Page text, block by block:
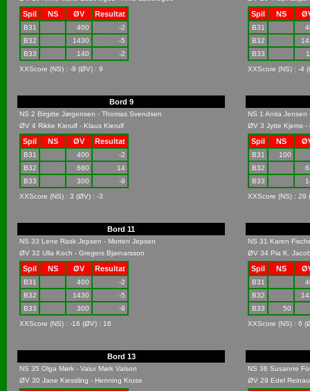
Spil NS ØV Resultat
B31 400
-2
B32
1430
-5
B33
140
-2
XXScore (NS) : -9 (ØV) : 9
Spil NS
B31
B32
B33
XXScore (NS) : -4
Bord 9
NS 2 Birgitte Jørgensen - Thomas Svendsen
ØV 4 Rikke Kierulf - Klaus Kierulf
Spil NS ØV Resultat
B31 400
-2
B32
680
14
B33
300
-9
XXScore (NS) : 3 (ØV) : -3
NS 1 Anita Jensen
ØV 3 Jytte Kjems -
Spil NS
B31
100
B32
B33
XXScore (NS) : 29
Bord 11
NS 33 Lene Rask Jepsen - Morten Jepsen
ØV 32 Ulla Koch - Gregers Bjarnarsson
Spil NS ØV Resultat
B31 400
-2
B32
1430
-5
B33
300
-9
XXScore (NS) : -16 (ØV) : 16
NS 31 Karen
ØV 34 Pia K.
Spil NS
B31
B32
B33
50
XXScore (NS) : 6
Bord 13
NS 35 Olga Mørk - Valur Mørk Valson
ØV 30 Jane Kiessling - Henning Kruse
NS 36 Susanne
ØV 29 Edel